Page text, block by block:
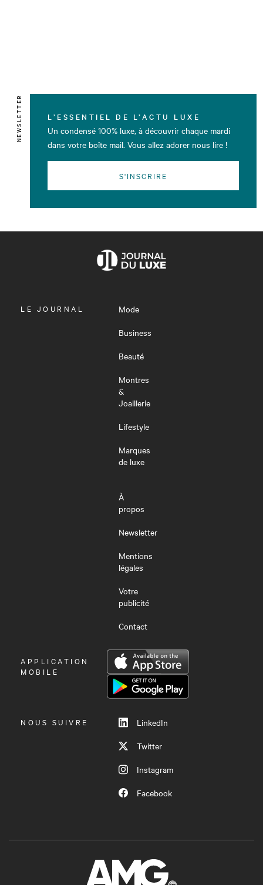
NEWSLETTER L’ESSENTIEL DE L’ACTU LUXE
Un condensé 100% luxe, à découvrir chaque mardi
dans votre boîte mail. Vous allez adorer nous lire !
S'INSCRIRE
OUVRIR
LE JOURNAL
Mode
Business
Beauté
Montres
&
Joaillerie
Lifestyle
Marques
de luxe
À
propos
Newsletter
Mentions
légales
Votre
publicité
Contact
OUVRIR
LE
APPLICATION
MOBILE
NOUS SUIVRE
LinkedIn
Twitter
Instagram
Facebook